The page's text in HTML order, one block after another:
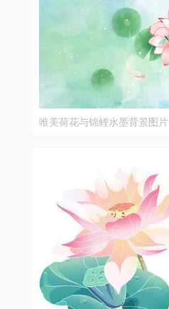
唯美荷花与锦鲤水墨背景图片